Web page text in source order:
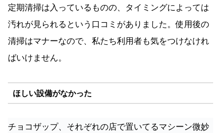
定期清掃は入っているものの、タイミングによっては
汚れが見られるという口コミがありました。使用後の
清掃はマナーなので、私たち利用者も気をつけなけれ
ばいけません。
ほしい設備がなかった
チョコザップ、それぞれの店で置いてるマシーン微妙